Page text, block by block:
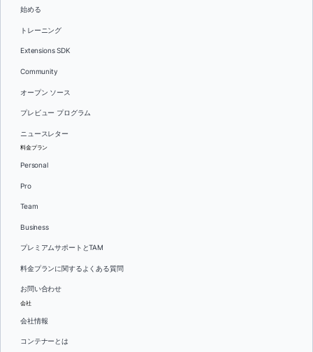
始める
トレーニング
Extensions SDK
Community
オープン ソース
プレビュー プログラム
ニュースレター
料金プラン
Personal
Pro
Team
Business
プレミアムサポートとTAM
料金プランに関するよくある質問
お問い合わせ
会社
会社情報
コンテナーとは